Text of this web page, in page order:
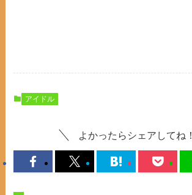
アイドル
よかったらシェアしてね！